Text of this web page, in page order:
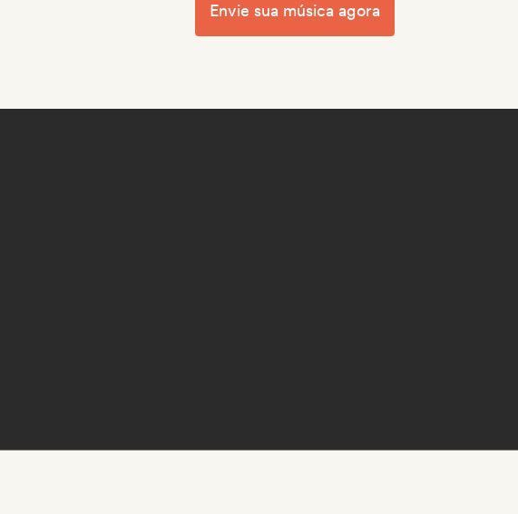
Envie sua música agora